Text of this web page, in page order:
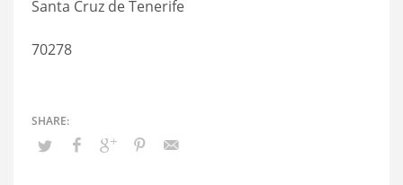
Santa Cruz de Tenerife
70278